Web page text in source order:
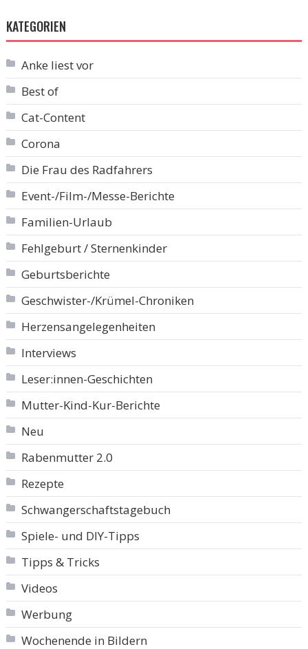
KATEGORIEN
Anke liest vor
Best of
Cat-Content
Corona
Die Frau des Radfahrers
Event-/Film-/Messe-Berichte
Familien-Urlaub
Fehlgeburt / Sternenkinder
Geburtsberichte
Geschwister-/Krümel-Chroniken
Herzensangelegenheiten
Interviews
Leser:innen-Geschichten
Mutter-Kind-Kur-Berichte
Neu
Rabenmutter 2.0
Rezepte
Schwangerschaftstagebuch
Spiele- und DIY-Tipps
Tipps & Tricks
Videos
Werbung
Wochenende in Bildern